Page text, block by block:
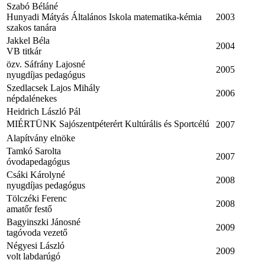
Szabó Béláné
Hunyadi Mátyás Általános Iskola matematika-kémia
szakos tanára
2003
Jakkel Béla
VB titkár
2004
özv. Sáfrány Lajosné
nyugdíjas pedagógus
2005
Szedlacsek Lajos Mihály
népdalénekes
2006
Heidrich László Pál
MIÉRTÜNK Sajószentpéterért Kultúrális és Sportcélú
Alapítvány elnöke
2007
Tamkó Sarolta
óvodapedagógus
2007
Csáki Károlyné
nyugdíjas pedagógus
2008
Tölczéki Ferenc
amatőr festő
2008
Bagyinszki Jánosné
tagóvoda vezető
2009
Négyesi László
volt labdarúgó
2009